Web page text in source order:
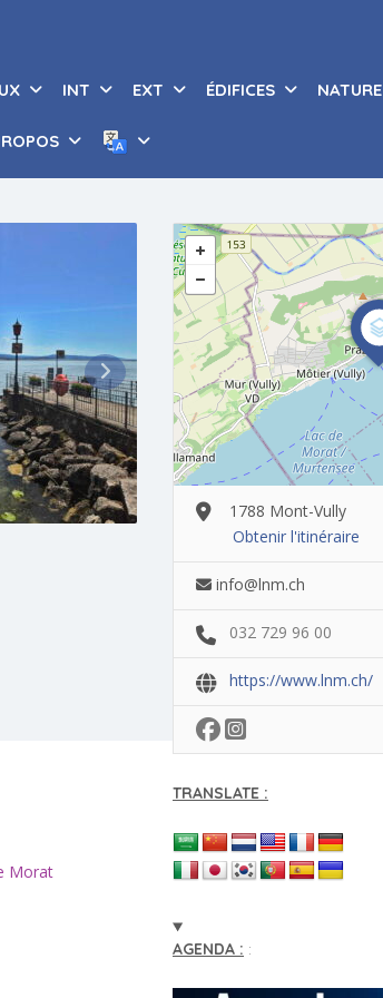
INT EXT ÉDIFICES NATURE
Morat
1788 Mont-Vully
Obtenir l'itinéraire
info@lnm.ch
032 729 96 00
https://www.lnm.ch/
TRANSLATE :
AGENDA : :